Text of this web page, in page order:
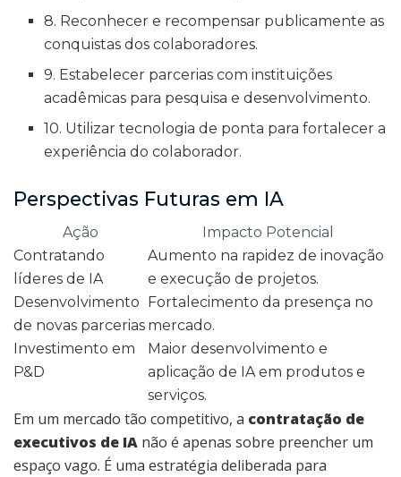
8. Reconhecer e recompensar publicamente as
conquistas dos colaboradores.
9. Estabelecer parcerias com instituições
acadêmicas para pesquisa e desenvolvimento.
10. Utilizar tecnologia de ponta para fortalecer a
experiência do colaborador.
Perspectivas Futuras em IA
Ação
Impacto Potencial
Contratando
líderes de IA
Aumento na rapidez de inovação
e execução de projetos.
Desenvolvimento
de novas parcerias
Fortalecimento da presença no
mercado.
Investimento em
P&D
Maior desenvolvimento e
aplicação de IA em produtos e
serviços.
Em um mercado tão competitivo, a contratação de
executivos de IA não é apenas sobre preencher um
espaço vago. É uma estratégia deliberada para